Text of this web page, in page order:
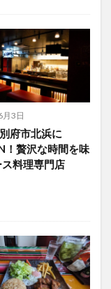
3日
別府市北浜に
！贅沢な時間を味
料理専門店
スイーツ
クリーム
ビ
ーガー
パスタ
フェス
リニューアル
イクル
重町
休業